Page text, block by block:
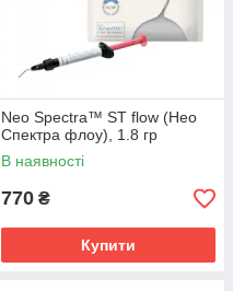
Neo Spectra™ ST flow (Нео
Спектра флоу), 1.8 гр
В наявності
770 ₴
Купити